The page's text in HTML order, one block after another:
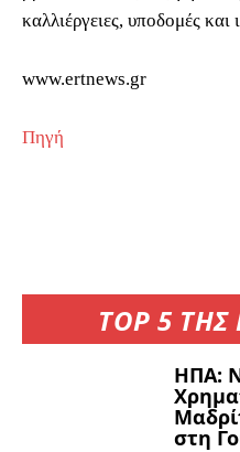
TOP 5
ΗΠΑ:
στη
καλλιέργειες, υποδομές και
www.ertnews.gr
Πηγή